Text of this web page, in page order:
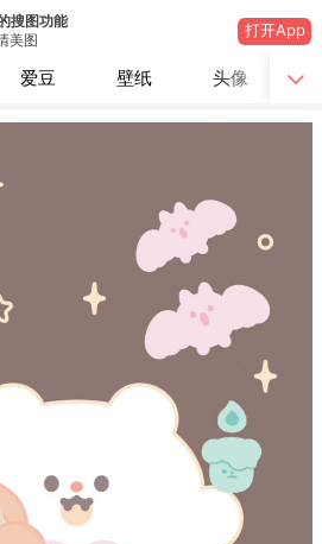
搜图功能
美图
打开App
爱豆 壁纸 头像